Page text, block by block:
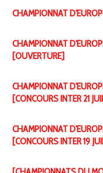
CHAMPIONNAT
CHAMPIONNAT
[OUVERTURE]
CHAMPIONNAT
[CONCOURS INTER 21
CHAMPIONNAT
[CONCOURS INTER 19